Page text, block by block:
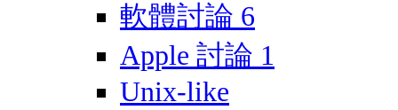
軟體討論 6
Apple 討論 1
Unix-like